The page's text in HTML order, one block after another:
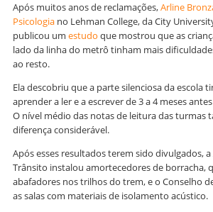
Após muitos anos de reclamações,Arline
Psicologia no Lehman College, da City
publicou um estudo que mostrou que as
lado da linha do metrô tinham mais
ao resto.
Ela descobriu que a parte silenciosa da escola
aprender a ler e a escrever de 3 a 4 meses
O nível médio das notas de leitura das turmas
diferença considerável.
Após esses resultados terem sido divulgados,
Trânsito instalou amortecedores de borracha,
abafadores nos trilhos do trem, e o Conselho
as salas com materiais de isolamento acústico.